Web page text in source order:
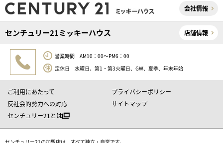
会社情報
センチュリー21ミッキーハウス 店舗情報
営業時間 AM10：00～PM6：00
定休日 水曜日、第1・第3火曜日、GW、夏季、年末年始
ご利用にあたって
プライバシーポリシー
反社会的勢力への対応
サイトマップ
センチュリー21とは